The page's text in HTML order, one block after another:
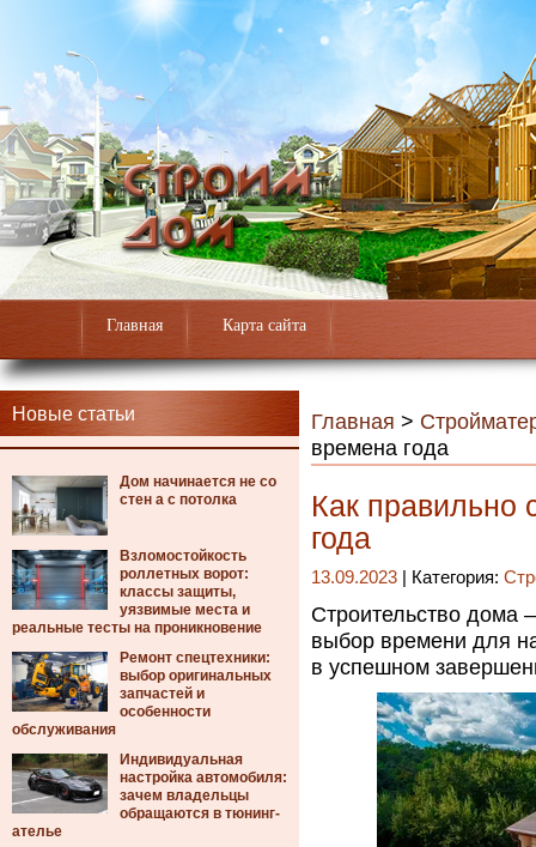
Главная Карта сайта
Новые статьи
Дом начинается не со
стен а с потолка
Взломостойкость
роллетных ворот:
классы защиты,
уязвимые места и
реальные тесты на проникновение
Ремонт спецтехники:
выбор оригинальных
запчастей и
особенности
обслуживания
Индивидуальная
настройка автомобиля:
зачем владельцы
обращаются в тюнинг-
ателье
Главная >
времена года
Как правильно
года
13.09.2023 | Категория:
Строительство дома
выбор времени для
в успешном